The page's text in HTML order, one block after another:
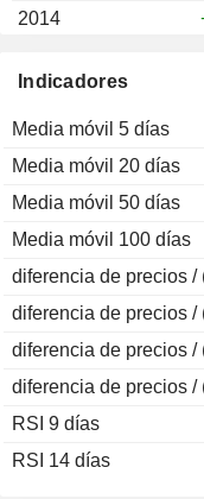
Indicadores
Media móvil 5 días
Media móvil 20 días
Media móvil 50 días
Media móvil 100 días
diferencia de precios /
diferencia de precios /
diferencia de precios /
diferencia de precios /
RSI 9 días
RSI 14 días
2014
2012
2011
2010
2009
2008
2007
2006
2005
2004
2003
2002